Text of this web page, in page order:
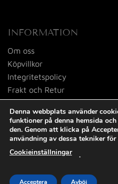
INFORMATION
Om oss
Köpvillkor
Integritetspolicy
Frakt och Retur
Kontakta oss
Denna webbplats använder
funktioner på denna hemsida
den. Genom att klicka på
användning av dessa tekniker
Cookieinställningar
.
Acceptera Avböj